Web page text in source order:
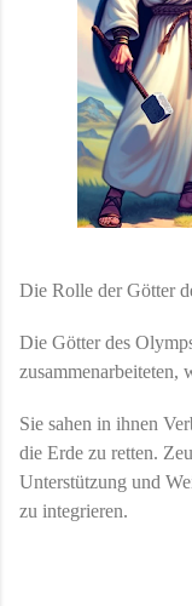
Die Rolle der Götter
Die Götter des
zusammenarbeiteten,
Sie sahen in ihnen
die Erde zu retten.
Unterstützung und
zu integrieren.